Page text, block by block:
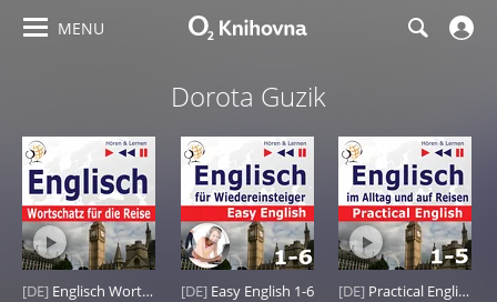
MENU
Dorota Guzik
[DE] Englisch Wortschatz für die Reise: 1000 Wichtige Wörter und Redewendungen im Alltag [DE]Easy English 1-6 [DE] Practical English 1-5